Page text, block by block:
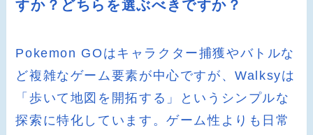
すか？どちらを選ぶべきですか？
Pokemon GOはキャラクター捕獲やバトルな
ど複雑なゲーム要素が中心ですが、Walksyは
「歩いて地図を開拓する」というシンプルな
探索に特化しています。ゲーム性よりも日常